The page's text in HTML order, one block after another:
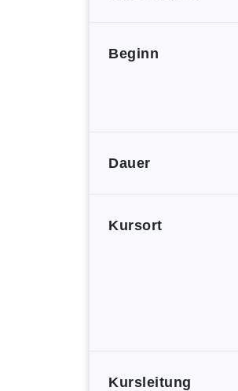
Beginn
Dauer
Kursort
Kursleitung